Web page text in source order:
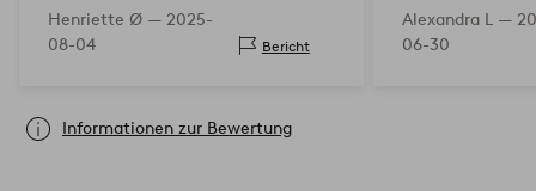
Henriette Ø — 2025-
08-04
Bericht
Alexandra L —
06-30
Informationen zur Bewertung